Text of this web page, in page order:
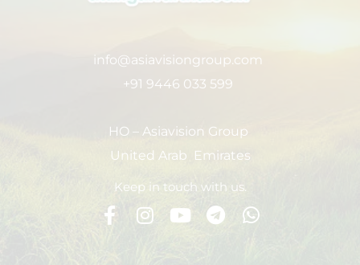
info@asiavisiongroup.com
+91 9446 033 599
HO – Asiavision Group
United Arab Emirates
Keep in touch with us.